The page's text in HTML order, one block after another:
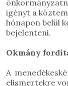
igényt a
hónapon belül
bejelenteni.
Okmány
A
elismertekre